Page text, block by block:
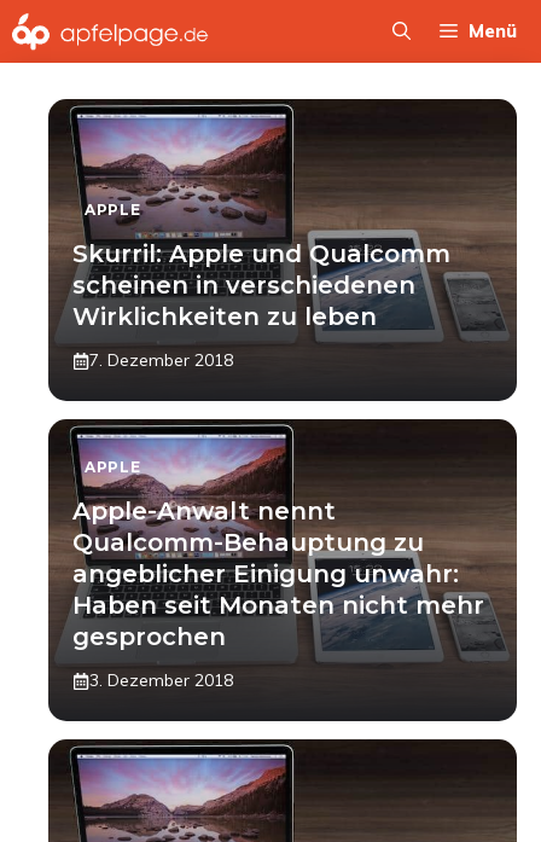
Zum
Inhalt
Menü
APPLE
Skurril: Apple und Qualcomm
scheinen in verschiedenen
Wirklichkeiten zu leben
7. Dezember 2018
APPLE
Apple-Anwalt nennt
Qualcomm-Behauptung zu
angeblicher Einigung unwahr:
Haben seit Monaten nicht mehr
gesprochen
3. Dezember 2018